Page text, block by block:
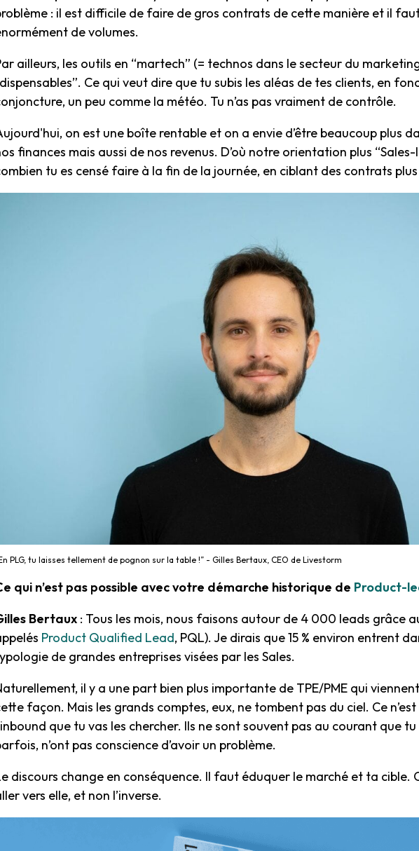
: il est difficile de faire de gros contrats de cette manière et il
de volumes.
ailleurs, les outils en “martech” (= technos dans le secteur du
Ce qui veut dire que tu subis les aléas de tes clients, en
un peu comme la météo. Tu n’as pas vraiment de contrôle.
on est une boîte rentable et on a envie d’être beaucoup plus
finances mais aussi de nos revenus. D’où notre orientation plus
tu es censé faire à la fin de la journée, en ciblant des contrats
PLG, tu laisses tellement de pognon sur la table !” - Gilles Bertaux, CEO de Livestorm
qui n’est pas possible avec votre démarche historique de Product-
Bertaux : Tous les mois, nous faisons autour de 4 000 leads grâce
Product Qualified Lead, PQL). Je dirais que 15 % environ entrent
de grandes entreprises visées par les Sales.
il y a une part bien plus importante de TPE/PME qui
façon. Mais les grands comptes, eux, ne tombent pas du ciel. Ce
que tu vas les chercher. Ils ne sont souvent pas au courant que
n’ont pas conscience d’avoir un problème.
discours change en conséquence. Il faut éduquer le marché et ta cible.
vers elle, et non l’inverse.